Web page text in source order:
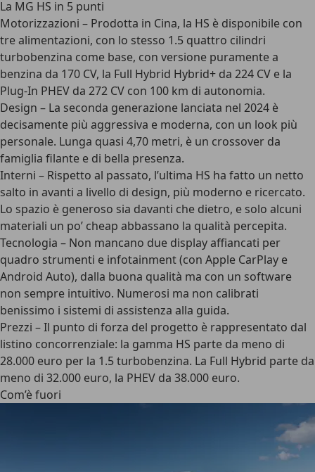
La MG HS in 5 punti
Motorizzazioni – Prodotta in Cina, la HS è disponibile con
tre alimentazioni, con lo stesso 1.5 quattro cilindri
turbobenzina come base, con versione puramente a
benzina da 170 CV, la Full Hybrid Hybrid+ da 224 CV e la
Plug-In PHEV da 272 CV con 100 km di autonomia.
Design – La seconda generazione lanciata nel 2024 è
decisamente più aggressiva e moderna, con un look più
personale. Lunga quasi 4,70 metri, è un crossover da
famiglia filante e di bella presenza.
Interni – Rispetto al passato, l’ultima HS ha fatto un netto
salto in avanti a livello di design, più moderno e ricercato.
Lo spazio è generoso sia davanti che dietro, e solo alcuni
materiali un po’ cheap abbassano la qualità percepita.
Tecnologia – Non mancano due display affiancati per
quadro strumenti e infotainment (con Apple CarPlay e
Android Auto), dalla buona qualità ma con un software
non sempre intuitivo. Numerosi ma non calibrati
benissimo i sistemi di assistenza alla guida.
Prezzi – Il punto di forza del progetto è rappresentato dal
listino concorrenziale: la gamma HS parte da meno di
28.000 euro per la 1.5 turbobenzina. La Full Hybrid parte da
meno di 32.000 euro, la PHEV da 38.000 euro.
Com’è fuori